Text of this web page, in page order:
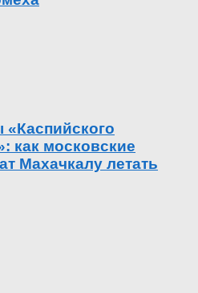
как московские
Махачкалу летать